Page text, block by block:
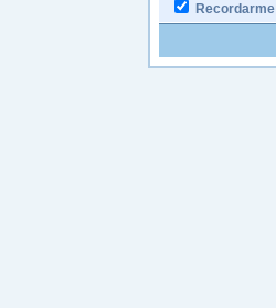
Recordarme